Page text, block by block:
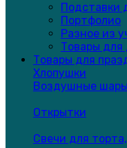
Подставки
Портфолио
Разное из
Товары для
Товары для
Хлопушки
Воздушные шары
Открытки
Свечи для